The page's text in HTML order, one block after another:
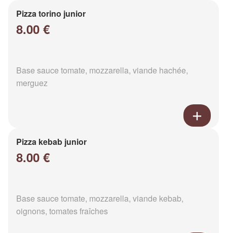
Pizza torino junior
8.00 €
Base sauce tomate, mozzarella, viande hachée,
merguez
Pizza kebab junior
8.00 €
Base sauce tomate, mozzarella, viande kebab,
oignons, tomates fraîches